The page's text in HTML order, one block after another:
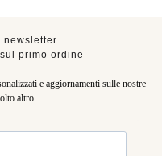
newsletter
primo ordine
e aggiornamenti sulle nostre
altro.